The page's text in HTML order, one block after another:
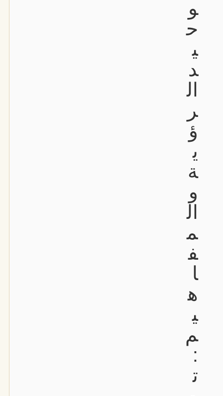
و
ح
ي
د
ال
ر
ؤ
ي
ة
و
ال
م
ف
ا
ه
ي
م
:
ت